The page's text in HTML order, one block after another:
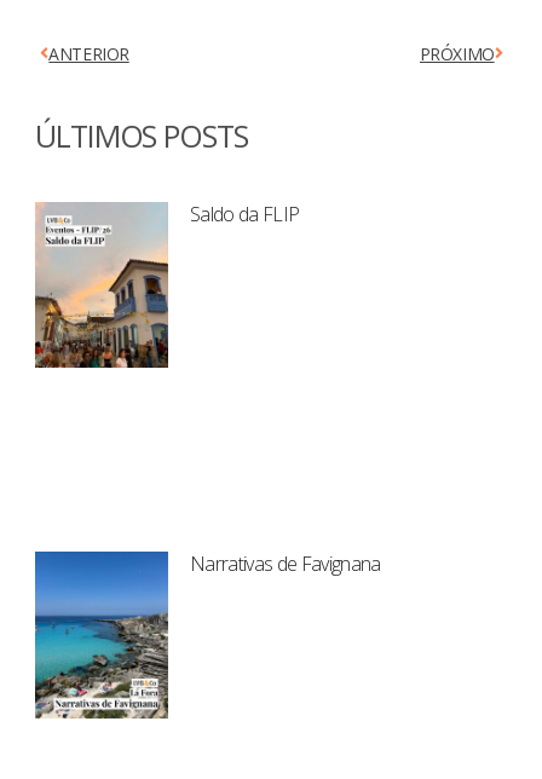
ANTERIOR PRÓXIMO
ÚLTIMOS POSTS
Saldo da FLIP
Narrativas de Favignana